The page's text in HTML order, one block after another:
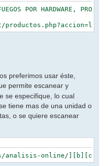
POR HARDWARE,
preferimos usar éste,
permite escanear y
se especifique, lo cual
tiene mas de una unidad o
o se quiere escanear